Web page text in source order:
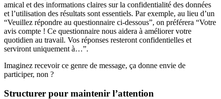
amical et des informations claires sur la confidentialité des données
et l’utilisation des résultats sont essentiels. Par exemple, au lieu d’un
“Veuillez répondre au questionnaire ci-dessous”, on préférera “Votre
avis compte ! Ce questionnaire nous aidera à améliorer votre
quotidien au travail. Vos réponses resteront confidentielles et
serviront uniquement à…”.
Imaginez recevoir ce genre de message, ça donne envie de
participer, non ?
Structurer pour maintenir l’attention